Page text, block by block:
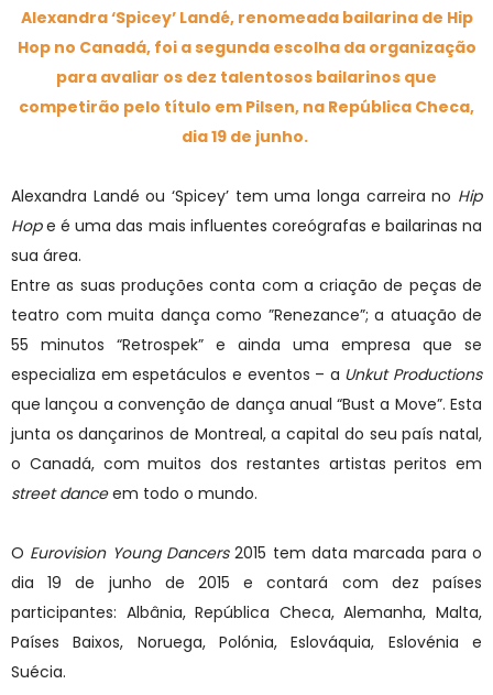
Alexandra ‘Spicey’ Landé, renomeada bailarina de Hip
Hop no Canadá, foi a segunda escolha da organização
para avaliar os dez talentosos bailarinos que
competirão pelo título em Pilsen, na República Checa,
dia 19 de junho.
Alexandra Landé ou ‘Spicey’ tem uma longa carreira no Hip
Hope é uma das mais influentes coreógrafas e bailarinas na
sua área.
Entre as suas produções conta com a criação de peças de
teatro com muita dança como ”Renezance”; a atuação de
55 minutos “Retrospek” e ainda uma empresa que se
especializa em espetáculos e eventos – a Unkut Productions
que lançou a convenção de dança anual “Bust a Move”. Esta
junta os dançarinos de Montreal, a capital do seu país natal,
o Canadá, com muitos dos restantes artistas peritos em
street danceem todo o mundo.
O Eurovision Young Dancers2015 tem data marcada para o
dia 19 de junho de 2015 e contará com dez países
participantes: Albânia, República Checa, Alemanha, Malta,
Países Baixos, Noruega, Polónia, Eslováquia, Eslovénia e
Suécia.